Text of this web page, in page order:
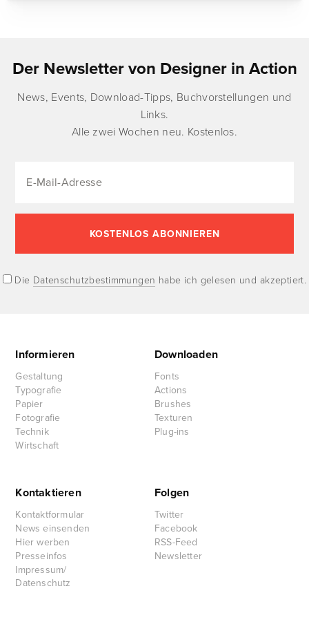
Der Newsletter von Designer in Action
News, Events, Download-Tipps, Buchvorstellungen und
Links.
Alle zwei Wochen neu. Kostenlos.
Die Datenschutzbestimmungen habe ich gelesen und akzeptiert.
Informieren
Gestaltung
Typografie
Papier
Fotografie
Technik
Wirtschaft
Downloaden
Fonts
Actions
Brushes
Texturen
Plug-ins
Kontaktieren
Kontaktformular
News einsenden
Hier werben
Presseinfos
Impressum/
Datenschutz
Folgen
Twitter
Facebook
RSS-Feed
Newsletter